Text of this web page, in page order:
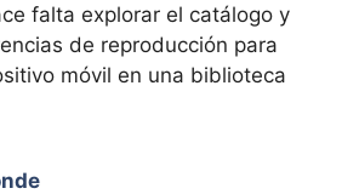
falta explorar el catálogo y
de reproducción para
móvil en una biblioteca